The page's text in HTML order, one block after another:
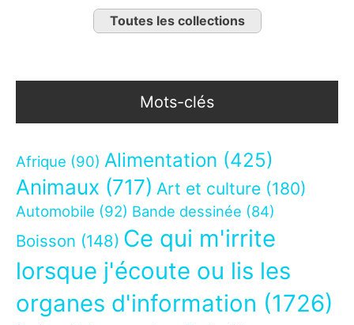
Toutes les collections
Mots-clés
Afrique (90) Alimentation (425)
Animaux (717) Art et culture (180)
Automobile (92) Bande dessinée (84)
Boisson (148) Ce qui m'irrite
lorsque j'écoute ou lis les
organes d'information (1726)